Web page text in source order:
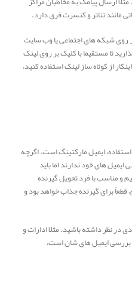
مانند تئاتر و کنسرت فرق دارد.
شبکه های اجتماعی یا وب سایت
تا مستقیما با کلیک بر روی لینک
از کوتاه ساز لینک استفاده کنید،
ایمیل مارکتینگ است. اگرچه
های خود ندارند اما باید
مناسب با فرد تحویل گیرنده
برای گیرنده جذاب خواهد بود و
نظر داشته باشید. مثلا ادارات و
ایمیل های شان است،